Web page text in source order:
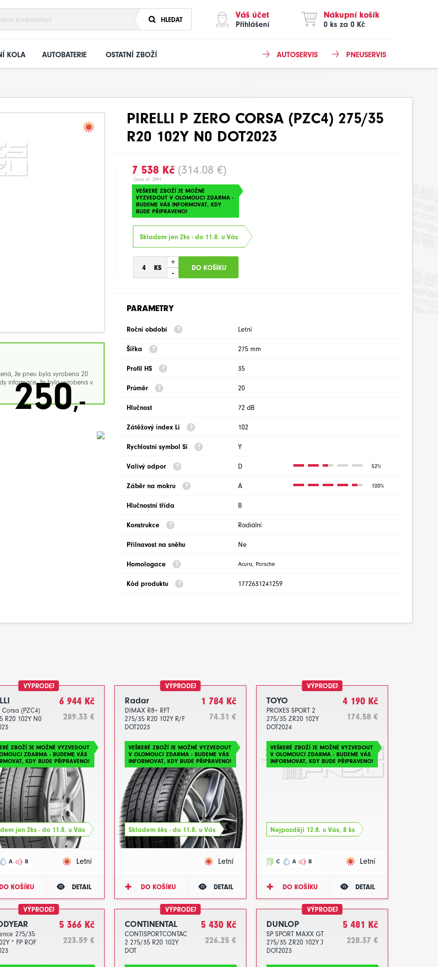
HLEDAT Váš účet
Přihlášení
Nákupní košík
0 ks za 0 Kč
KOLA AUTOBATERIE OSTATNÍ ZBOŽÍ PNEUSERVIS
AUTOSERVIS
že pneu byla vyrobena 20
informace, že byla vyrobena v
250,-
PIRELLI P ZERO CORSA (PZC4) 275/35
R20 102Y N0 DOT2023
7 538 Kč (314.08 €)
Cena vč. DPH
VEŠKERÉ ZBOŽÍ JE MOŽNÉ
VYZVEDOUT V OLOMOUCI ZDARMA -
BUDEME VÁS INFORMOVAT, KDY
BUDE PŘIPRAVENO!
Skladem jen 2ks - do 11.8. u Vás
+
-
PARAMETRY
Roční období Letní
Šířka 275 mm
Profil HS 35
Průměr 20
Hlučnost 72 dB
Zátěžový index Li 102
Rychlostní symbol Si Y
Valivý odpor D 52%
Záběr na mokru A 100%
Hlučnostní třída B
Konstrukce Radiální
Přilnavost na sněhu Ne
Homologace Acura, Porsche
Kód produktu 1772631241259
VÝPRODEJ
Corsa (PZC4)
R20 102Y N0
6 944 Kč
289.33 €
ZBOŽÍ JE MOŽNÉ VYZVEDOUT
ZDARMA - BUDEME VÁS
KDY BUDE PŘIPRAVENO!
jen 2ks - do 11.8. u Vás
A B Letní
KOŠÍKU DETAIL
VÝPRODEJ
Radar
DIMAX R8+ RFT
275/35 R20 102Y R/F
DOT2023
1 784 Kč
74.31 €
VEŠKERÉ ZBOŽÍ JE MOŽNÉ VYZVEDOUT
V OLOMOUCI ZDARMA - BUDEME VÁS
INFORMOVAT, KDY BUDE PŘIPRAVENO!
Skladem 6ks - do 11.8. u Vás
Letní
DO KOŠÍKU DETAIL
VÝPRODEJ
TOYO
PROXES SPORT 2
275/35 ZR20 102Y
DOT2024
4 190 Kč
174.58 €
VEŠKERÉ ZBOŽÍ JE MOŽNÉ VYZVEDOUT
V OLOMOUCI ZDARMA - BUDEME VÁS
INFORMOVAT, KDY BUDE PŘIPRAVENO!
Nejpozději 12.8. u Vás, 8 ks
C A B Letní
DO KOŠÍKU DETAIL
VÝPRODEJ
275/35
* FP ROF
5 366 Kč
223.59 €
VÝPRODEJ
CONTINENTAL
CONTISPORTCONTACT
2 275/35 R20 102Y
DOT
5 430 Kč
226.25 €
VÝPRODEJ
DUNLOP
SP SPORT MAXX GT
275/35 ZR20 102Y J
DOT2023
5 481 Kč
228.37 €